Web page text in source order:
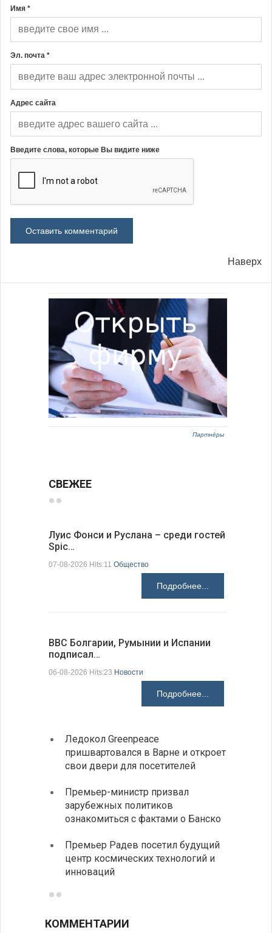
Имя *
Эл. почта *
Адрес сайта
Введите слова, которые Вы видите ниже
Наверх
Партнёры
СВЕЖЕЕ
Луис Фонси и Руслана – среди гостей
Spic…
07-08-2026 Hits:11 Общество
Подробнее...
ВВС Болгарии, Румынии и Испании
подписал…
06-08-2026 Hits:23 Новости
Подробнее...
Ледокол Greenpeace
пришвартовался в Варне и откроет
свои двери для посетителей
Премьер-министр призвал
зарубежных политиков
ознакомиться с фактами о Банско
Премьер Радев посетил будущий
центр космических технологий и
инноваций
КОММЕНТАРИИ